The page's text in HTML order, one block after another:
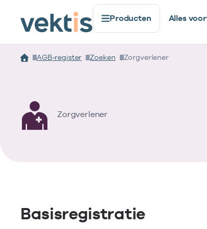
Producten Alles voor
AGB-register Zoeken Zorgverlener
Zorgverlener
Basisregistratie